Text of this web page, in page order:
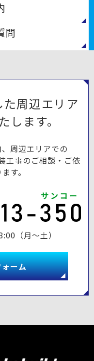
問
周辺エリア
します。
周辺エリアでの
工事のご相談・ご依
す。
（月～土）
ーム